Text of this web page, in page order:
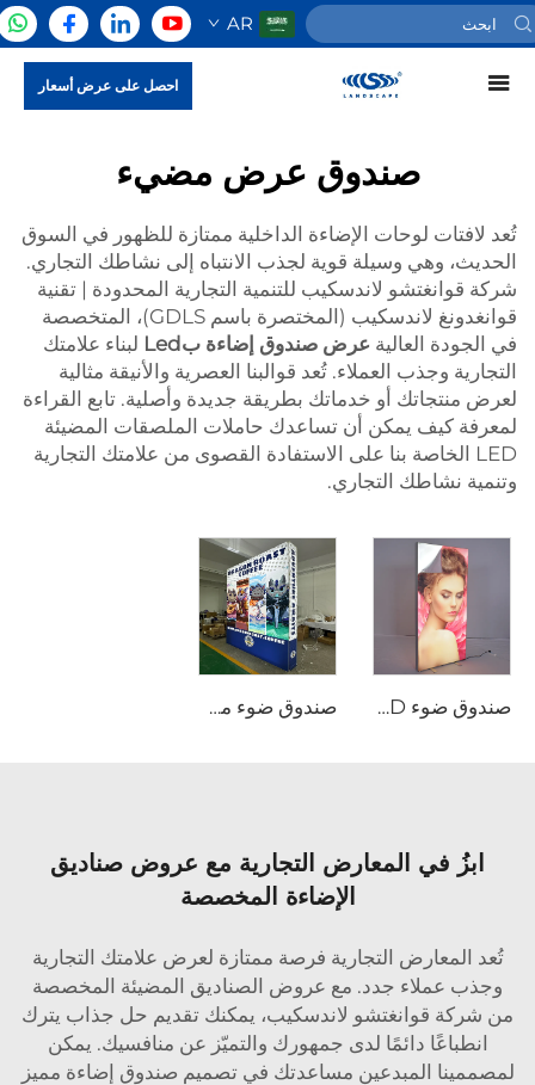
AR
احصل على عرض أسعار
صندوق عرض مضيء
تُعد لافتات لوحات الإضاءة الداخلية ممتازة للظهور في السوق
الحديث، وهي وسيلة قوية لجذب الانتباه إلى نشاطك التجاري.
شركة قوانغتشو لاندسكيب للتنمية التجارية المحدودة | تقنية
قوانغدونغ لاندسكيب (المختصرة باسم GDLS)، المتخصصة
في الجودة العاليةعرض صندوق إضاءة بLed
لبناء علامتك
التجارية وجذب العملاء. تُعد قوالبنا العصرية والأنيقة مثالية
لعرض منتجاتك أو خدماتك بطريقة جديدة وأصلية. تابع القراءة
لمعرفة كيف يمكن أن تساعدك حاملات الملصقات المضيئة
LED الخاصة بنا على الاستفادة القصوى من علامتك التجارية
وتنمية نشاطك التجاري.
صندوق ضوء LED بدون إطار صندوق ضوء من القماش المشدود للمعرض
ابزُ في المعارض التجارية مع عروض صناديق
الإضاءة المخصصة
تُعد المعارض التجارية فرصة ممتازة لعرض علامتك التجارية
وجذب عملاء جدد. مع عروض الصناديق المضيئة المخصصة
من شركة قوانغتشو لاندسكيب، يمكنك تقديم حل جذاب يترك
انطباعًا دائمًا لدى جمهورك والتميّز عن منافسيك. يمكن
لمصممينا المبدعين مساعدتك في تصميم صندوق إضاءة مميز